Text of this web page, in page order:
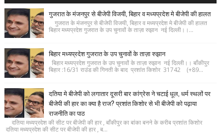
गुजरात के मंजनपुर से बीजेपी विजयी, बिहार व मध्यप्रदेश मे बीजेपी की हालत
गुजरात के मंजनपुर से बीजेपी विजयी, बिहार व मध्यप्रदेश मे बीजेपी की हालत
बिहार मध्यप्रदेश गुजरात के उप चुनावों के ताज़ा रुझान नई दिल्ली।।...
बिहार मध्यप्रदेश गुजरात के उप चुनावों के ताज़ा रुझान
बिहार मध्यप्रदेश गुजरात के उप चुनावों के ताज़ा रुझान नई दिल्ली।। बाँकीपुर
बिहार :16/31 राउंड की गिनती के बाद प्रशांत किशोर 31742 (+89...
दतिया मे बीजेपी को लगातार दूसरी बार कांग्रेस ने चटाई धूल, धर्म स्थलों पर
बीजेपी की हार का क्या है राज? प्रशांत किशोर से भी बीजेपी को पढ़ाया
राजनीति का पाठ
दतिया मध्यप्रदेश की सीट पर बीजेपी की हार , बाँकीपुर का बांका बनने के करीब प्रशांत किशोर
दतिया मध्यप्रदेश की सीट पर बीजेपी की हार , ब...